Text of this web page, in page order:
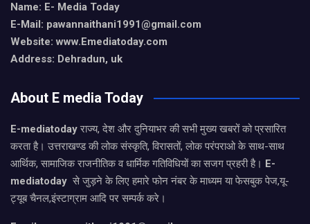
Name: E- Media Today
E-Mail: pawannaithani1991@gmail.com
Website: www.Emediatoday.com
Address: Dehradun, uk
About E media Today
E-mediatodayराज्य, देश और दुनियाभर की सभी मुख्य खबरों को प्रसारित
करता है। उत्तराखण्ड की लोक संस्कृति, विरासतों, लोक परंपराओ के साथ-साथ
आर्थिक, सामाजिक राजनीतिक व धार्मिक गतिविधियों का सजग प्रहरी है। E-
mediatoday से जुड़ने के लिए हमारे फोन नंबर के माध्यम या फेसबुक पेज,यू-
ट्यूब चैनल,इंस्टाग्राम आदि पर सम्पर्क करे।